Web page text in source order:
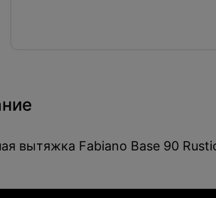
вытяжка Fabiano Base 90